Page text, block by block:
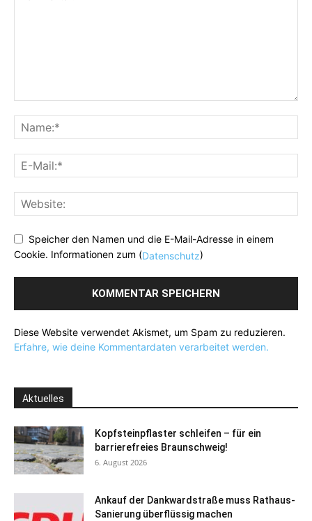
Speicher den Namen und die E-Mail-Adresse in einem
Cookie. Informationen zum (Datenschutz)
Diese Website verwendet Akismet, um Spam zu reduzieren.
Erfahre, wie deine Kommentardaten verarbeitet werden.
Aktuelles
Kopfsteinpflaster schleifen – für ein
barrierefreies Braunschweig!
6. August 2026
Ankauf der Dankwardstraße muss Rathaus-
Sanierung überflüssig machen